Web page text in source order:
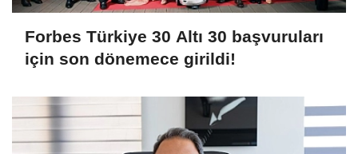
Forbes Türkiye 30 Altı 30 başvuruları
için son dönemece girildi!